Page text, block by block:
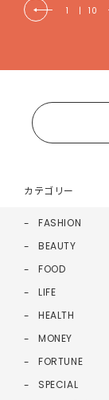
1 | 10
カテゴリー
FASHION
BEAUTY
FOOD
LIFE
HEALTH
MONEY
FORTUNE
SPECIAL